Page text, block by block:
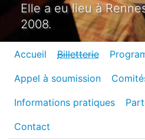
Elle a eu lieu à
2008.
Accueil Billetterie
Appel à soumission
Informations pratiques
Contact